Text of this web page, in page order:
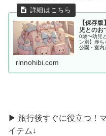
【保存
児とのお
0歳〜幼児
ン別】赤ち
公園・室内
rinnohibi.com
▶ 旅行後すぐに役立つ！
イテム↓